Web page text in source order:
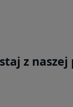
z naszej